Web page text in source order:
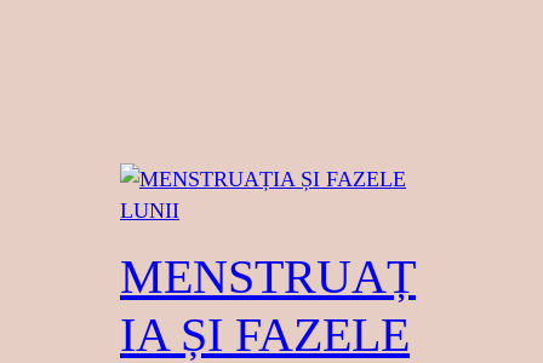
MENSTRUAȚ
IA ȘI FAZELE